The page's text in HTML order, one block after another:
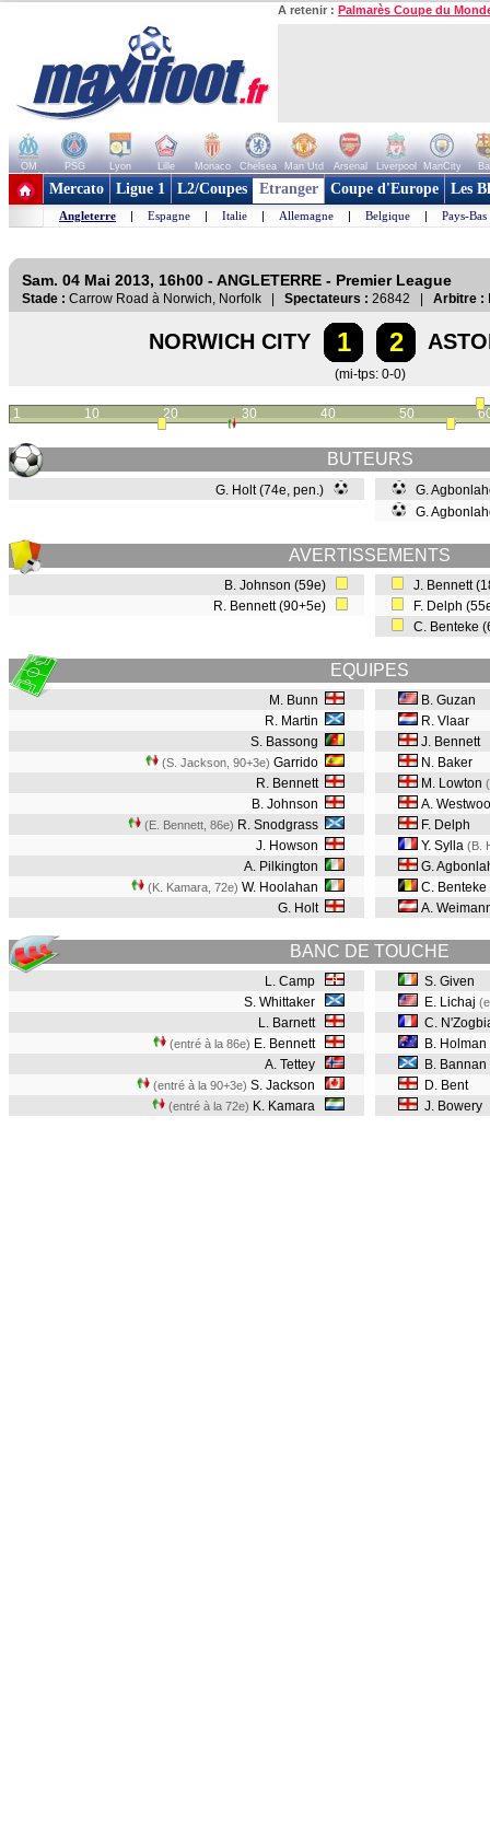
A retenir : Palmarès Coupe du
OM PSG Lyon Lille Monaco Chelsea Man Utd Arsenal Liverpool ManCity
+ de clubs
Mercato Ligue 1 L2/Coupes Etranger Coupe d'Europe Les
Angleterre | Espagne | Italie | Allemagne | Belgique | Pays-Bas
Sam. 04 Mai 2013, 16h00 - ANGLETERRE - Premier League
Stade : Carrow Road à Norwich, Norfolk | Spectateurs : 26842 | Arbitre :
NORWICH CITY 1 2
(mi-tps: 0-0)
1 10 20 30 40 50
BUTEURS
G. Holt (74e, pen.)
G.
G.
AVERTISSEMENTS
B. Johnson (59e)
R. Bennett (90+5e)
J. Bennett
F. Delph
C. Benteke
EQUIPES
M. Bunn
R. Martin
S. Bassong
(S. Jackson, 90+3e) Garrido
R. Bennett
B. Johnson
(E. Bennett, 86e) R. Snodgrass
J. Howson
A. Pilkington
(K. Kamara, 72e) W. Hoolahan
G. Holt
B. Guzan
R. Vlaar
J. Bennett
N. Baker
M. Lowton
A.
F. Delph
Y. Sylla (B.
G.
C. Benteke
A.
BANC DE TOUCHE
L. Camp
S. Whittaker
L. Barnett
(entré à la 86e) E. Bennett
A. Tettey
(entré à la 90+3e) S. Jackson
(entré à la 72e) K. Kamara
S. Given
E. Lichaj
C.
B. Holman
B. Bannan
D. Bent
J. Bowery